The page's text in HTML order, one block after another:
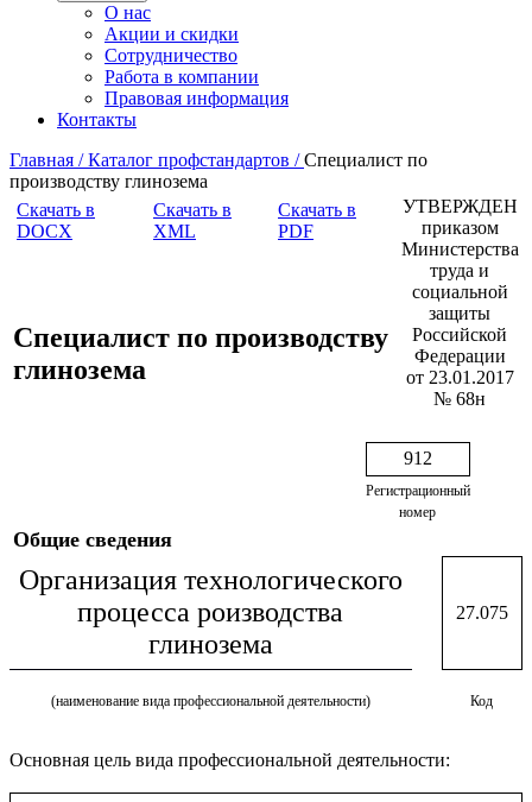
О нас
Акции и скидки
Сотрудничество
Работа в компании
Правовая информация
Контакты
Главная /Каталог профстандартов /Специалист по
производству глинозема
Скачать в
DOCX
Скачать в
XML
Скачать в
PDF
УТВЕРЖДЕН
приказом
Министерства
труда и
социальной
защиты
Российской
Федерации
от 23.01.2017
№ 68н
Специалист по производству
глинозема
912
Регистрационный
номер
Общие сведения
Организация технологического
процесса роизводства
глинозема
27.075
(наименование вида профессиональной деятельности) Код
Основная цель вида профессиональной деятельности: